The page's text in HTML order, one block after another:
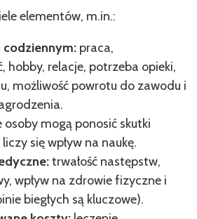
elementów, m.in.:
codziennym: praca,
hobby, relacje, potrzeba opieki,
możliwość powrotu do zawodu i
osoby mogą ponosić skutki
się wpływ na naukę.
trwałość następstw,
wpływ na zdrowie fizyczne i
biegłych są kluczowe).